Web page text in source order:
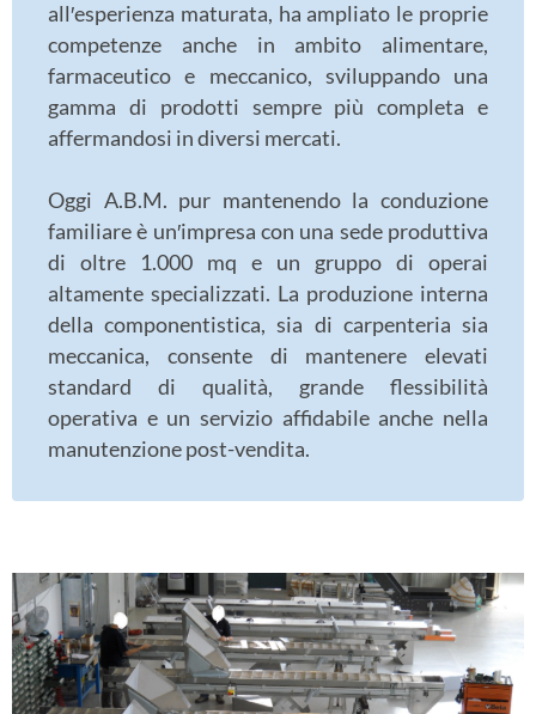
all′esperienza maturata, ha ampliato le proprie
competenze anche in ambito alimentare,
farmaceutico e meccanico, sviluppando una
gamma di prodotti sempre più completa e
affermandosi in diversi mercati.
Oggi A.B.M. pur mantenendo la conduzione
familiare è un′impresa con una sede produttiva
di oltre 1.000 mq e un gruppo di operai
altamente specializzati. La produzione interna
della componentistica, sia di carpenteria sia
meccanica, consente di mantenere elevati
standard di qualità, grande flessibilità
operativa e un servizio affidabile anche nella
manutenzione post-vendita.